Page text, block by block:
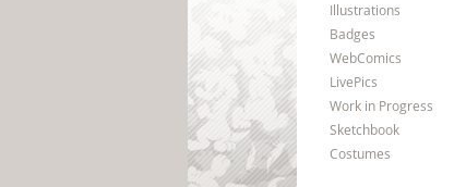
Illustrations
Badges
WebComics
LivePics
Work in Progress
Sketchbook
Costumes